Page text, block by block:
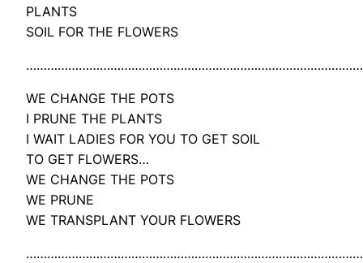
PLANTS
SOIL FOR THE FLOWERS
WE CHANGE THE POTS
I PRUNE THE PLANTS
I WAIT LADIES FOR YOU TO GET SOIL
TO GET FLOWERS…
WE CHANGE THE POTS
WE PRUNE
WE TRANSPLANT YOUR FLOWERS